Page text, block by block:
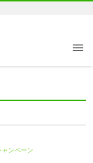
ャンペーン